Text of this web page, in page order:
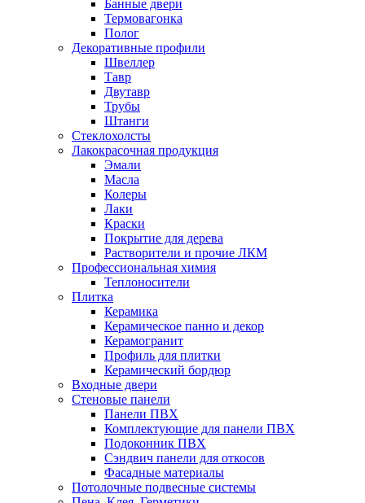
Банные двери
Термовагонка
Полог
Декоративные профили
Швеллер
Тавр
Двутавр
Трубы
Штанги
Стеклохолсты
Лакокрасочная продукция
Эмали
Масла
Колеры
Лаки
Краски
Покрытие для дерева
Растворители и прочие ЛКМ
Профессиональная химия
Теплоносители
Плитка
Керамика
Керамическое панно и декор
Керамогранит
Профиль для плитки
Керамический бордюр
Входные двери
Стеновые панели
Панели ПВХ
Комплектующие для панели ПВХ
Подоконник ПВХ
Сэндвич панели для откосов
Фасадные материалы
Потолочные подвесные системы